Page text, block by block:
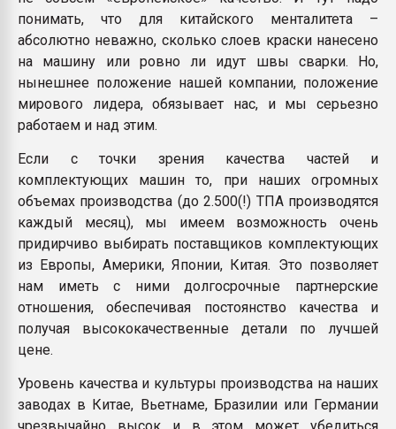
понимать, что для китайского менталитета –
абсолютно неважно, сколько слоев краски нанесено
на машину или ровно ли идут швы сварки. Но,
нынешнее положение нашей компании, положение
мирового лидера, обязывает нас, и мы серьезно
работаем и над этим.
Если с точки зрения качества частей и
комплектующих машин то, при наших огромных
объемах производства (до 2.500(!) ТПА производятся
каждый месяц), мы имеем возможность очень
придирчиво выбирать поставщиков комплектующих
из Европы, Америки, Японии, Китая. Это позволяет
нам иметь с ними долгосрочные партнерские
отношения, обеспечивая постоянство качества и
получая высококачественные детали по лучшей
цене.
Уровень качества и культуры производства на наших
заводах в Китае, Вьетнаме, Бразилии или Германии